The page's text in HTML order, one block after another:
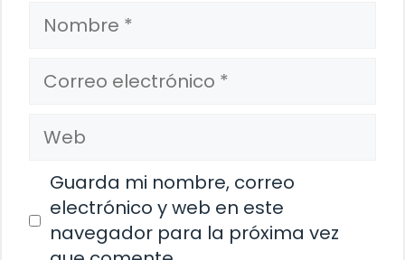
Nombre
Correo
electrónico
Web
Guarda mi nombre, correo
electrónico y web en este
navegador para la próxima vez